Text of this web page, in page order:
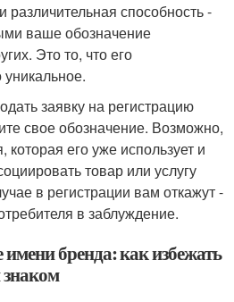
различительная способность -
ваше обозначение
Это то, что его
уникальное.
заявку на регистрацию
свое обозначение. Возможно,
его уже использует и
товар или услугу
в регистрации вам откажут -
в заблуждение.
бренда: как избежать